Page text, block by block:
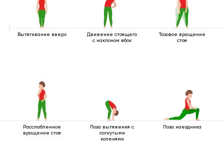
Вытягивание вверх
Движение стоящего
с наклоном вбок
Тазовое вращение
стоя
Расслабленное
вращение стоя
Поза вытяжения с
согнутыми
коленями
Поза наездника